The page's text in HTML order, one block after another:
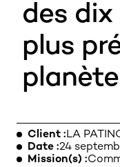
des dix
plus
planète
Client LA
Date 24
Mission(s)